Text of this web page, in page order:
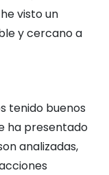
visto un
y cercano a
tenido buenos
ha presentado
analizadas,